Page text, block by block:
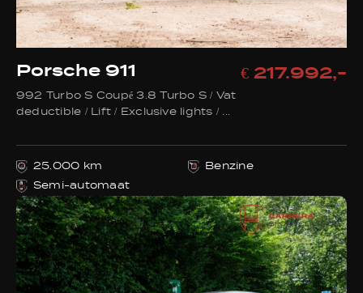
Porsche 911 € 217.992,-
992 Turbo S Coupé 3.8 Turbo S / Vat
deductible / Lift / Exclusive lights / ...
25.000 km
Benzine
Semi-automaat